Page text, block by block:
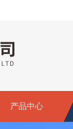
产品中心